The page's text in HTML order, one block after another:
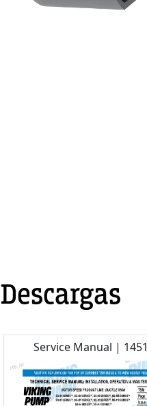
Descargas
Service Manual | 1451